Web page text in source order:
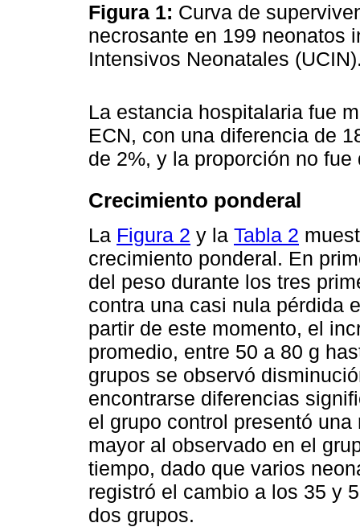
Figura 1: Curva de
necrosante en 199 neonatos
Intensivos Neonatales
La estancia hospitalaria fue
ECN, con una diferencia de
de 2%, y la proporción no
Crecimiento ponderal
La Figura 2 y la Tabla 2
crecimiento ponderal. En
del peso durante los tres
contra una casi nula pérdida
partir de este momento, el
promedio, entre 50 a 80 g
grupos se observó
encontrarse diferencias
el grupo control presentó
mayor al observado en el
tiempo, dado que varios
registró el cambio a los 35 y
dos grupos.